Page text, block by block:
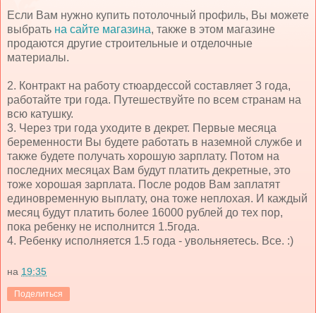
Если Вам нужно купить потолочный профиль, Вы можете
выбрать на сайте магазина, также в этом магазине
продаются другие строительные и отделочные
материалы.
2. Контракт на работу стюардессой составляет 3 года,
работайте три года. Путешествуйте по всем странам на
всю катушку.
3. Через три года уходите в декрет. Первые месяца
беременности Вы будете работать в наземной службе и
также будете получать хорошую зарплату. Потом на
последних месяцах Вам будут платить декретные, это
тоже хорошая зарплата. После родов Вам заплатят
единовременную выплату, она тоже неплохая. И каждый
месяц будут платить более 16000 рублей до тех пор,
пока ребенку не исполнится 1.5года.
4. Ребенку исполняется 1.5 года - увольняетесь. Все. :)
на 19:35
Поделиться